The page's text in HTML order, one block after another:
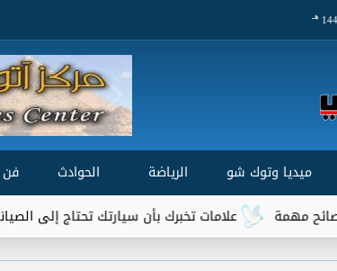
هـ
ميديا وتوك شو الرياضة الحوادث فن
علامات تخبرك بأن سيارتك تحتاج إلى الصيانة فورًا